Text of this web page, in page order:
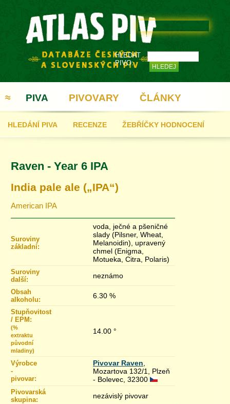
HLEDAT
PIVO:
≈ PIVA
HLEDÁNÍ PIVA RECENZE ŽEBŘÍČKY HODNOCENÍ
PIVOVARY ČLÁNKY
REGISTRACE
Raven - Year 6 IPA
India pale ale („IPA“)
American IPA
Suroviny
základní:
voda, ječné a pšeničné
slady (Pilsner, Wheat,
Melanoidin), upravený
chmel (Enigma,
Motueka, Citra, Polaris)
Suroviny
další:
neznámo
Obsah
alkoholu:
6.30 %
Stupňovitost
/ EPM:
(%
extraktu
původní
mladiny)
14.00 °
Výrobce
-
pivovar:
Pivovar Raven
Mozartova 132/1, Plzeň
- Bolevec, 32300
Pivovarská
skupina:
nezávislý pivovar